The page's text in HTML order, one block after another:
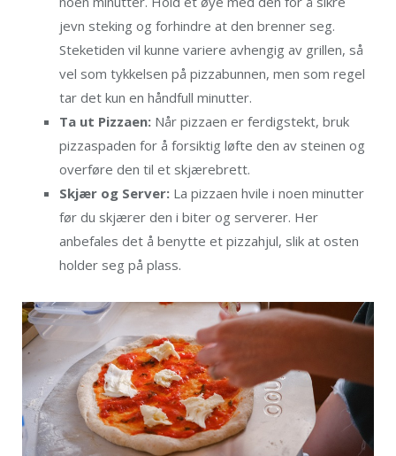
jevn steking og forhindre at den brenner seg.
Steketiden vil kunne variere avhengig av grillen, så
vel som tykkelsen på pizzabunnen, men som regel
tar det kun en håndfull minutter.
Ta ut Pizzaen: Når pizzaen er ferdigstekt, bruk
pizzaspaden for å forsiktig løfte den av steinen og
overføre den til et skjærebrett.
Skjær og Server: La pizzaen hvile i noen minutter
før du skjærer den i biter og serverer. Her
anbefales det å benytte et pizzahjul, slik at osten
holder seg på plass.